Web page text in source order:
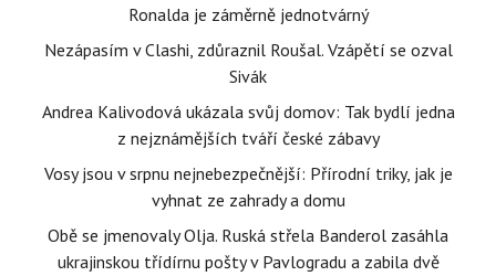
Ronalda je záměrně jednotvárný
Nezápasím v Clashi, zdůraznil Roušal. Vzápětí se ozval
Sivák
Andrea Kalivodová ukázala svůj domov: Tak bydlí jedna
z nejznámějších tváří české zábavy
Vosy jsou v srpnu nejnebezpečnější: Přírodní triky, jak je
vyhnat ze zahrady a domu
Obě se jmenovaly Olja. Ruská střela Banderol zasáhla
ukrajinskou třídírnu pošty v Pavlogradu a zabila dvě